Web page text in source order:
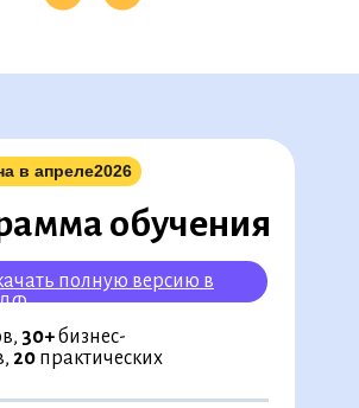
обучения
полную версию в
в апреле2026
30+бизнес-
20 практических
◉
◉
◉
◉
◉
◉
◉
◉
◉